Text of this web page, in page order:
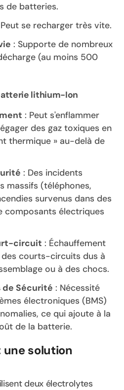
de batteries.
se recharger très vite.
: Supporte de nombreux
(au moins 500
lithium-Ion
: Peut s'enflammer
des gaz toxiques en
thermique » au-delà de
: Des incidents
massifs (téléphones,
survenus dans des
composants électriques
circuit : Échauffement
courts-circuits dus à
ou à des chocs.
de Sécurité : Nécessité
électroniques (BMS)
ce qui ajoute à la
de la batterie.
une solution
deux électrolytes